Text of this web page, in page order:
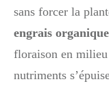
sans forcer la
engrais organique
floraison en
nutriments